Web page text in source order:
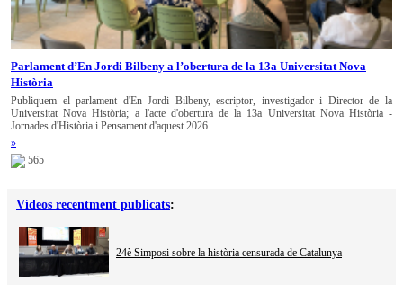
Parlament d’En Jordi Bilbeny a l’obertura de la 13a Universitat Nova
Història
Publiquem el parlament d'En Jordi Bilbeny, escriptor, investigador i Director de la
Universitat Nova Història; a l'acte d'obertura de la 13a Universitat Nova Història -
Jornades d'Història i Pensament d'aquest 2026.
»
565
Vídeos recentment publicats:
24è Simposi sobre la història censurada de Catalunya